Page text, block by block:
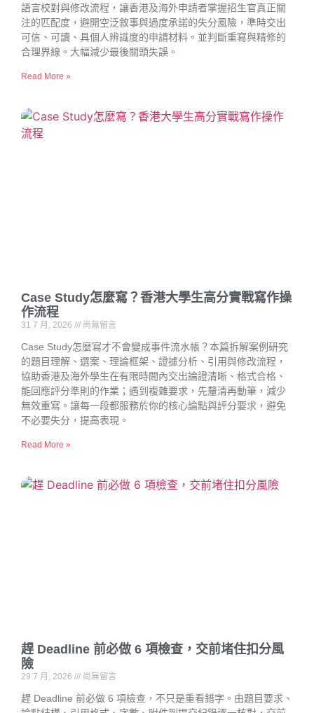
語言校對與修改流程，讓香港及海外申請者掌握招生官真正關
注的匹配度，避開空泛敘事與過度承諾的失分風險，準時交出
可信、可讀、具個人辨識度的申請材料。並判斷重寫與精修的
合理界線。大幅減少最後關頭失誤。
Read More »
Case Study怎麼寫？香港大學生高分實戰寫作操
作流程
31 7 月, 2026 尚無留言
Case Study怎麼寫才不會變成事件流水帳？本篇拆解案例研究
的題目理解、選案、理論框架、證據分析、引用與修改流程，
協助香港及海外學生在有限時間內交出論證清晰、格式合格、
能回應評分準則的作業；遇到複雜要求，先釐清再動筆，減少
無效重寫。讓每一段都服務於你的核心論點與評分要求，避免
不必要失分，提高表現。
Read More »
趕 Deadline 前必做 6 項檢查，交前堵住扣分風
險
29 7 月, 2026 尚無留言
趕 Deadline 前必做 6 項檢查，不只是重看錯字。由題目要求、